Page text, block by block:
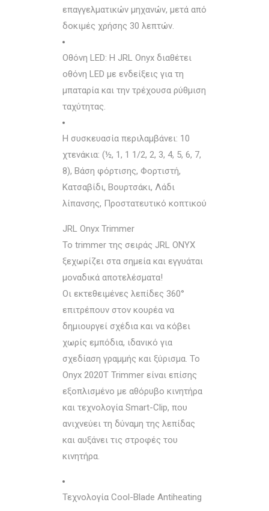
επαγγελματικών μηχανών, μετά από
δοκιμές χρήσης 30 λεπτών.
Οθόνη LED: Η JRL Onyx διαθέτει
οθόνη LED με ενδείξεις για τη
μπαταρία και την τρέχουσα ρύθμιση
ταχύτητας.
Η συσκευασία περιλαμβάνει: 10
χτενάκια: (½, 1, 1 1/2, 2, 3, 4, 5, 6, 7,
8), Βάση φόρτισης, Φορτιστή,
Κατσαβίδι, Βουρτσάκι, Λάδι
λίπανσης, Προστατευτικό κοπτικού
JRL Onyx Trimmer
Το trimmer της σειράς JRL ONYX
ξεχωρίζει στα σημεία και εγγυάται
μοναδικά αποτελέσματα!
Οι εκτεθειμένες λεπίδες 360°
επιτρέπουν στον κουρέα να
δημιουργεί σχέδια και να κόβει
χωρίς εμπόδια, ιδανικό για
σχεδίαση γραμμής και ξύρισμα. Το
Onyx 2020T Trimmer είναι επίσης
εξοπλισμένο με αθόρυβο κινητήρα
και τεχνολογία Smart-Clip, που
ανιχνεύει τη δύναμη της λεπίδας
και αυξάνει τις στροφές του
κινητήρα.
Τεχνολογία Cool-Blade Antiheating